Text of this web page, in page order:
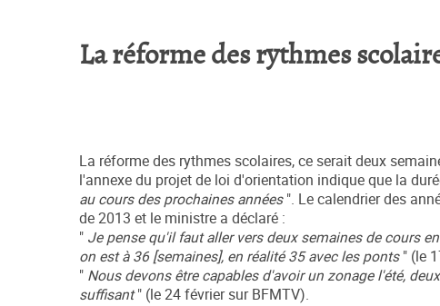
La réforme des rythmes
La réforme des rythmes scolaires, ce serait deux
l'annexe du projet de loi d'orientation indique que la
au cours des prochaines années". Le calendrier des
de 2013 et le ministre a déclaré :
" Je pense qu'il faut aller vers deux semaines de cours
on est à 36 [semaines], en réalité 35 avec les ponts" (le
" Nous devons être capables d'avoir un zonage l'été,
suffisant" (le 24 février sur BFMTV).